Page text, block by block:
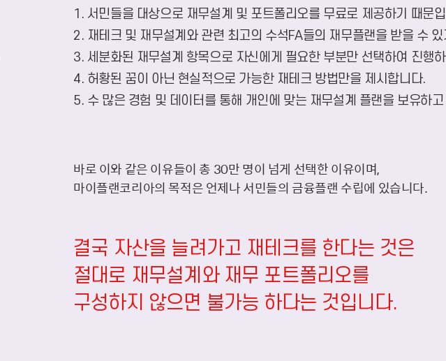
1. 서민들을 대상으로 재무설계 및 포트폴리오를 무료로 제공하기 때문
2. 재테크 및 재무설계와 관련 최고의 수석FA들의 재무플랜을 받을 수
3. 세분화된 재무설계 항목으로 자신에게 필요한 부분만 선택하여 진행
4. 허황된 꿈이 아닌 현실적으로 가능한 재테크 방법만을 제시합니다.
5. 수 많은 경험 및 데이터를 통해 개인에 맞는 재무설계 플랜을 보유하
바로 이와 같은 이유들이 총 30만 명이 넘게 선택한 이유이며,
마이플랜코리아의 목적은 언제나 서민들의 금융플랜 수립에 있습니다.
결국 자산을 늘려가고 재테크를 한다는 것은
절대로 재무설계와 재무 포트폴리오를
구성하지 않으면 불가능 하다는 것입니다.